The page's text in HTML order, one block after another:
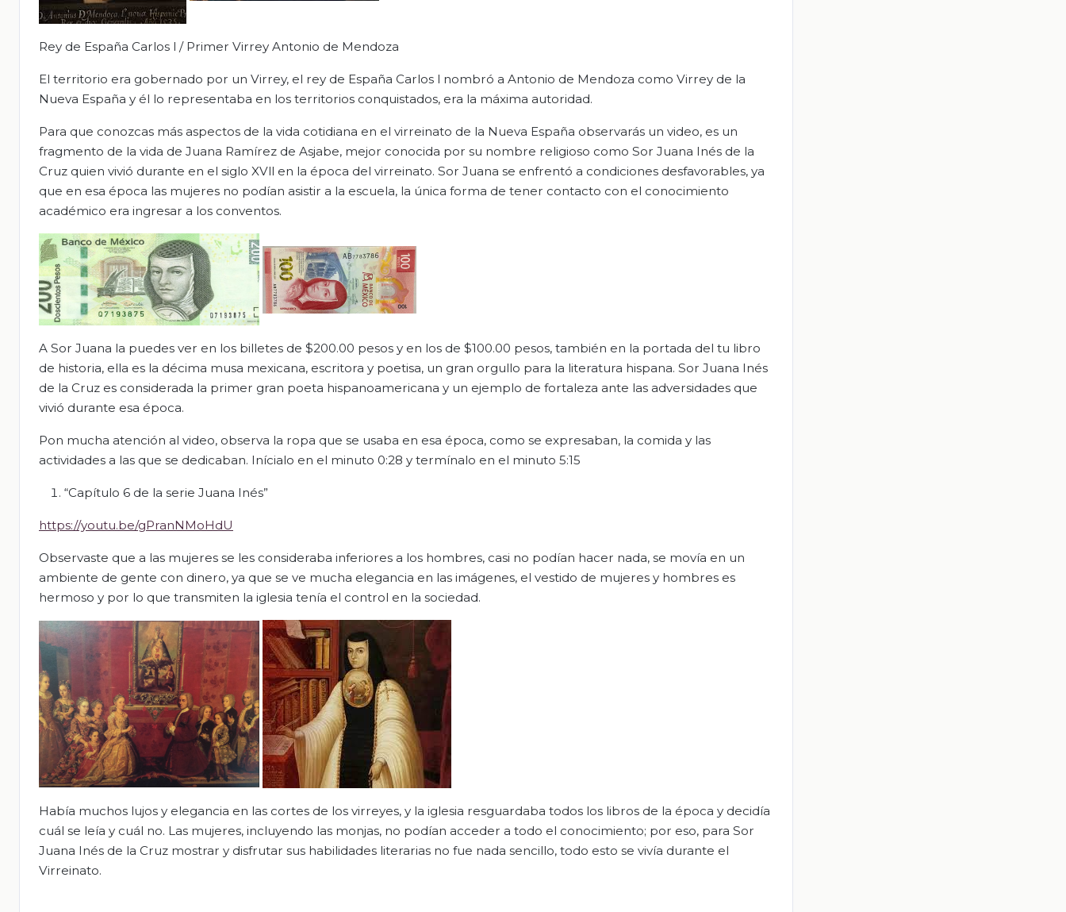
Rey de España Carlos l / Primer Virrey Antonio de Mendoza
El territorio era gobernado por un Virrey, el rey de España Carlos l nombró a Antonio de Mendoza como Virrey de la
Nueva España y él lo representaba en los territorios conquistados, era la máxima autoridad.
Para que conozcas más aspectos de la vida cotidiana en el virreinato de la Nueva España observarás un video, es un
fragmento de la vida de Juana Ramírez de Asjabe, mejor conocida por su nombre religioso como Sor Juana Inés de la
Cruz quien vivió durante en el siglo XVll en la época del virreinato. Sor Juana se enfrentó a condiciones desfavorables, ya
que en esa época las mujeres no podían asistir a la escuela, la única forma de tener contacto con el conocimiento
académico era ingresar a los conventos.
A Sor Juana la puedes ver en los billetes de $200.00 pesos y en los de $100.00 pesos, también en la portada del tu libro
de historia, ella es la décima musa mexicana, escritora y poetisa, un gran orgullo para la literatura hispana. Sor Juana Inés
de la Cruz es considerada la primer gran poeta hispanoamericana y un ejemplo de fortaleza ante las adversidades que
vivió durante esa época.
Pon mucha atención al video, observa la ropa que se usaba en esa época, como se expresaban, la comida y las
actividades a las que se dedicaban. Inícialo en el minuto 0:28 y termínalo en el minuto 5:15
“Capítulo 6 de la serie Juana Inés”
https://youtu.be/gPranNMoHdU
Observaste que a las mujeres se les consideraba inferiores a los hombres, casi no podían hacer nada, se movía en un
ambiente de gente con dinero, ya que se ve mucha elegancia en las imágenes, el vestido de mujeres y hombres es
hermoso y por lo que transmiten la iglesia tenía el control en la sociedad.
Había muchos lujos y elegancia en las cortes de los virreyes, y la iglesia resguardaba todos los libros de la época y decidía
cuál se leía y cuál no. Las mujeres, incluyendo las monjas, no podían acceder a todo el conocimiento; por eso, para Sor
Juana Inés de la Cruz mostrar y disfrutar sus habilidades literarias no fue nada sencillo, todo esto se vivía durante el
Virreinato.